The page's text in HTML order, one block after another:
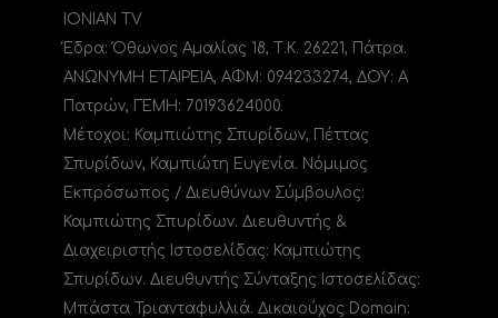
IONIAN TV
Έδρα: Όθωνος Αμαλίας 18, Τ.Κ. 26221, Πάτρα.
ΑΝΩΝΥΜΗ ΕΤΑΙΡΕΙΑ, ΑΦΜ: 094233274, ΔΟΥ: A
Πατρών, ΓΕΜΗ: 70193624000.
Μέτοχοι: Καμπιώτης Σπυρίδων, Πέττας
Σπυρίδων, Καμπιώτη Ευγενία. Νόμιμος
Εκπρόσωπος / Διευθύνων Σύμβουλος:
Καμπιώτης Σπυρίδων. Διευθυντής &
Διαχειριστής Ιστοσελίδας: Καμπιώτης
Σπυρίδων. Διευθυντής Σύνταξης Ιστοσελίδας:
Μπάστα Τριανταφυλλιά. Δικαιούχος Domain: